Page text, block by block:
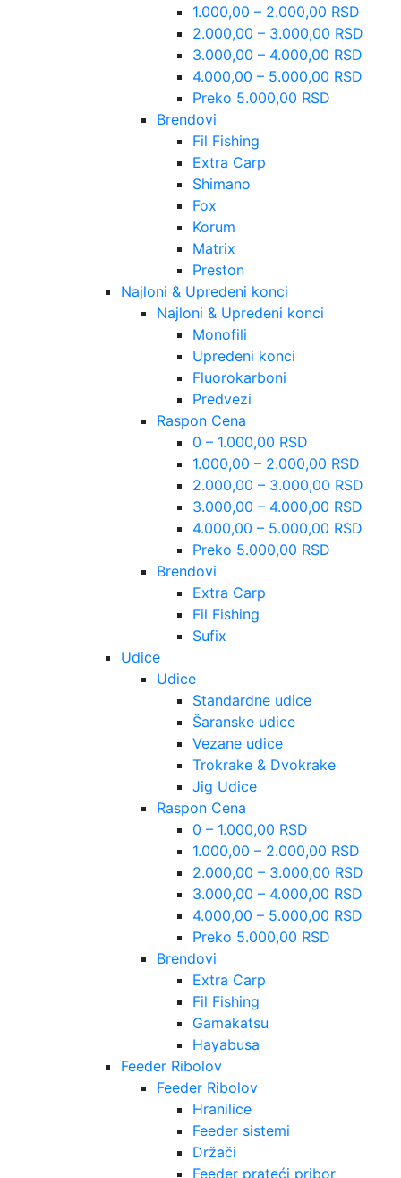
1.000,00 – 2.000,00 RSD
2.000,00 – 3.000,00 RSD
3.000,00 – 4.000,00 RSD
4.000,00 – 5.000,00 RSD
Preko 5.000,00 RSD
Brendovi
Fil Fishing
Extra Carp
Shimano
Fox
Korum
Matrix
Preston
Najloni & Upredeni konci
Najloni & Upredeni konci
Monofili
Upredeni konci
Fluorokarboni
Predvezi
Raspon Cena
0 – 1.000,00 RSD
1.000,00 – 2.000,00 RSD
2.000,00 – 3.000,00 RSD
3.000,00 – 4.000,00 RSD
4.000,00 – 5.000,00 RSD
Preko 5.000,00 RSD
Brendovi
Extra Carp
Fil Fishing
Sufix
Udice
Udice
Standardne udice
Šaranske udice
Vezane udice
Trokrake & Dvokrake
Jig Udice
Raspon Cena
0 – 1.000,00 RSD
1.000,00 – 2.000,00 RSD
2.000,00 – 3.000,00 RSD
3.000,00 – 4.000,00 RSD
4.000,00 – 5.000,00 RSD
Preko 5.000,00 RSD
Brendovi
Extra Carp
Fil Fishing
Gamakatsu
Hayabusa
Feeder Ribolov
Feeder Ribolov
Hranilice
Feeder sistemi
Držači
Feeder prateći pribor